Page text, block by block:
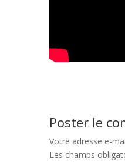
Poster le
Votre adresse e-
Les champs